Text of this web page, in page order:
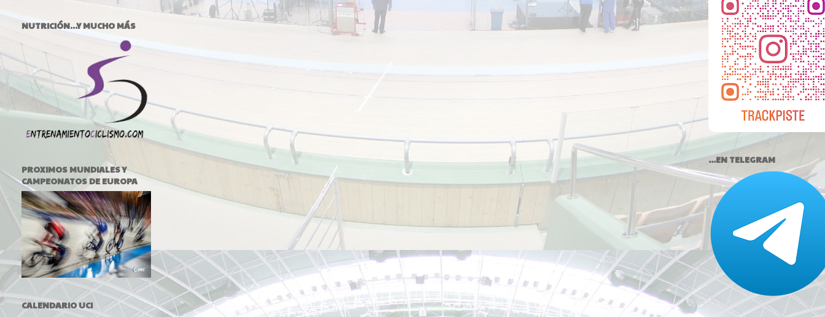
NUTRICIÓN...Y MUCHO MÁS
PROXIMOS MUNDIALES Y
CAMPEONATOS DE EUROPA
CALENDARIO UCI
...EN TELEGRAM